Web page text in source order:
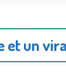
et un